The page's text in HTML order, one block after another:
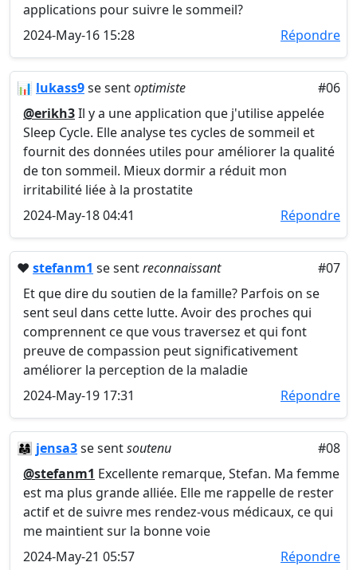
applications pour suivre le sommeil?
2024-May-16 15:28
Répondre
📊 lukass9se sentoptimiste
#06
@erikh3Il y a une application que j'utilise appelée
Sleep Cycle. Elle analyse tes cycles de sommeil et
fournit des données utiles pour améliorer la qualité
de ton sommeil. Mieux dormir a réduit mon
irritabilité liée à la prostatite
2024-May-18 04:41
Répondre
❤️ stefanm1 se sentreconnaissant
#07
Et que dire du soutien de la famille? Parfois on se
sent seul dans cette lutte. Avoir des proches qui
comprennent ce que vous traversez et qui font
preuve de compassion peut significativement
améliorer la perception de la maladie
2024-May-19 17:31
Répondre
👨‍👩‍👧 jensa3se sentsoutenu
#08
@stefanm1 Excellente remarque, Stefan. Ma femme
est ma plus grande alliée. Elle me rappelle de rester
actif et de suivre mes rendez-vous médicaux, ce qui
me maintient sur la bonne voie
2024-May-21 05:57
Répondre